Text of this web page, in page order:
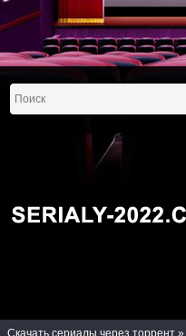
Скачать сериалы через торрент »